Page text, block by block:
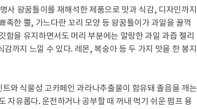
사 왕꿈틀이를 재해석한 제품으로 맛과 식감, 디자인까지
족한 뿔, 가느다란 꼬리 모양 등 왕꿈틀이가 과일을 꿀꺽
을 유지하면서도 머리 부분에는 말랑한 과일 과즙 젤리
까지 느낄 수 있다. 레몬, 복숭아 등 두 가지 맛을 한 봉지
와 식물성 고카페인 과라나추출물이 함유돼 졸음을 깨는
자유롭다. 운전하거나 공부할 때 꺼내 먹기 쉬운 펌프 용